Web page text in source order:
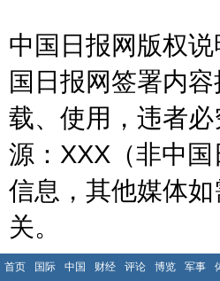
中国日报网版权
国日报网签署内
载、使用，违者
源：XXX（非中
信息，其他媒体
关。
首页 国际 中国 财经 评论 博览 军事